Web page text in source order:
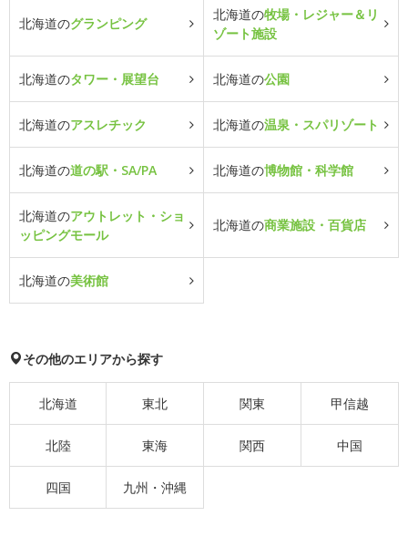
北海道のグランピング
北海道の牧場・レジャー＆リ
ゾート施設
北海道のタワー・展望台 北海道の公園
北海道のアスレチック 北海道の温泉・スパリゾート
北海道の道の駅・SA/PA 北海道の博物館・科学館
北海道のアウトレット・ショ
ッピングモール
北海道の商業施設・百貨店
北海道の美術館
その他のエリアから探す
北海道 東北 関東 甲信越
北陸 東海 関西 中国
四国 九州・沖縄